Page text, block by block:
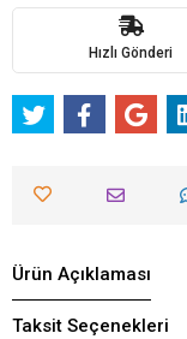
Hızlı Gönderi
Ürün Açıklaması
Taksit Seçenekleri